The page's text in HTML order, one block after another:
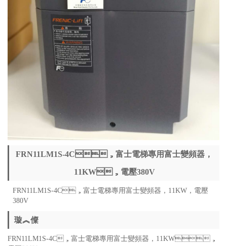
FRN11LM1S-4C，富士電梯專用富士變頻器，
11KW，電壓380V
FRN11LM1S-4C，富士電梯專用富士變頻器，11KW，電壓
380V
璇︽儏
FRN11LM1S-4C，富士電梯專用富士變頻器，11KW，